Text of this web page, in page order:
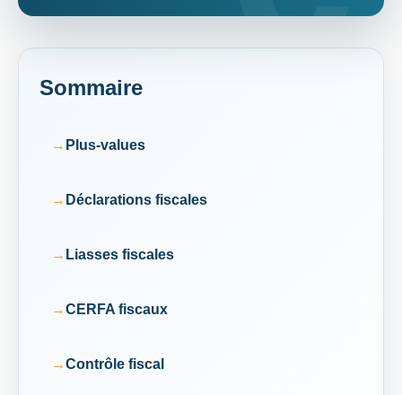
Sommaire
Plus-values
Déclarations fiscales
Liasses fiscales
CERFA fiscaux
Contrôle fiscal